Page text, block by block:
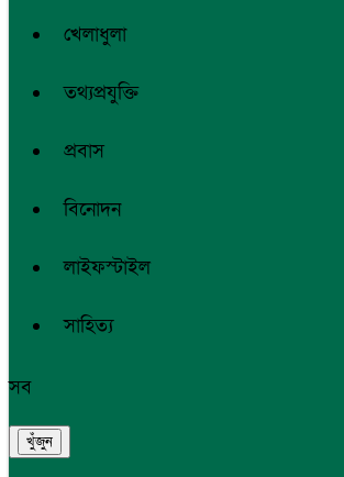
খেলাধুলা
তথ্যপ্রযুক্তি
প্রবাস
বিনোদন
লাইফস্টাইল
সাহিত্য
সব